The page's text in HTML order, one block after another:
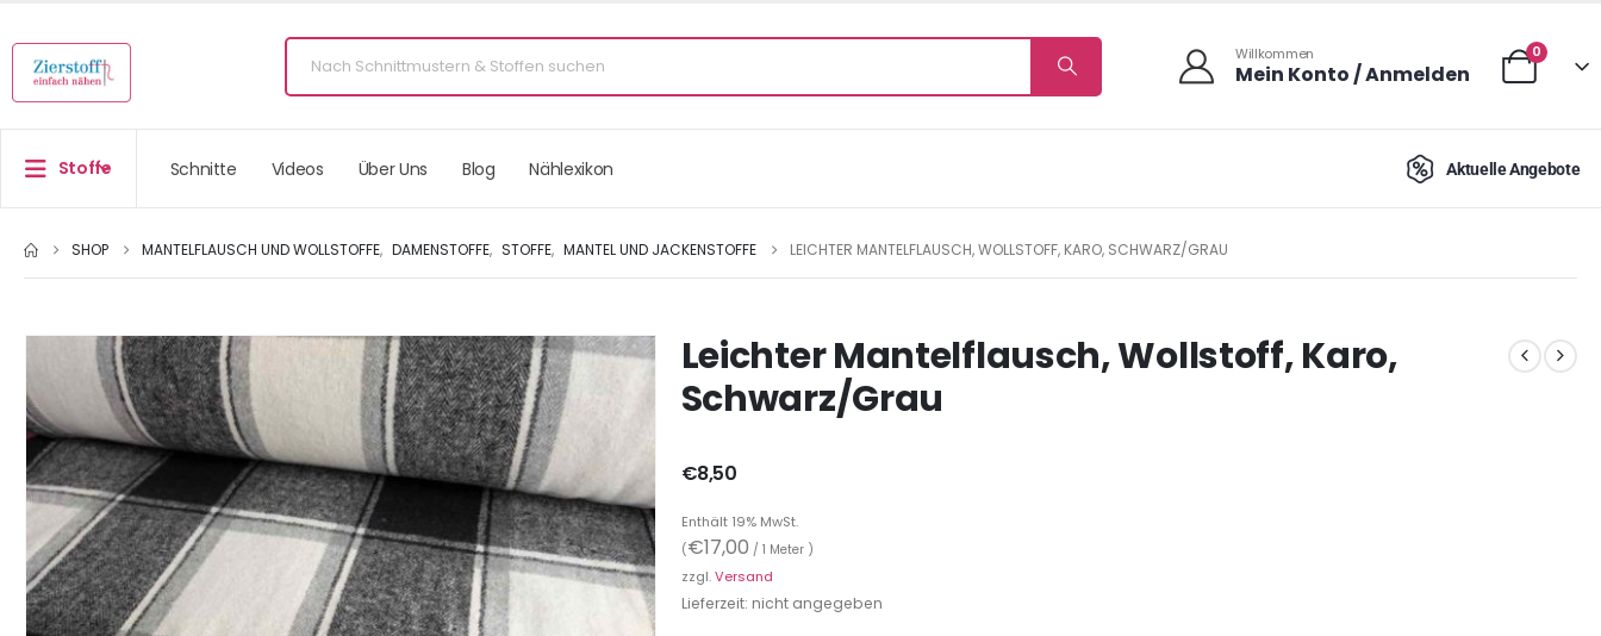
Willkommen
Mein Konto / Anmelden
0
Stoffe Schnitte Videos Über Uns Blog Nählexikon Aktuelle Angebote
SHOP MANTELFLAUSCH UND WOLLSTOFFE, DAMENSTOFFE, STOFFE, MANTEL UND JACKENSTOFFE LEICHTER MANTELFLAUSCH, WOLLSTOFF, KARO, SCHWARZ/GRAU
Leichter Mantelflausch, Wollstoff, Karo,
Schwarz/Grau
€8,50
Enthält 19% MwSt.
(€17,00 / 1 Meter )
zzgl.Versand
Lieferzeit: nicht angegeben